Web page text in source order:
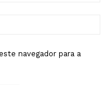
navegador para a